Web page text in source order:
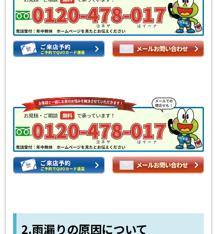
2.雨漏りの原因について